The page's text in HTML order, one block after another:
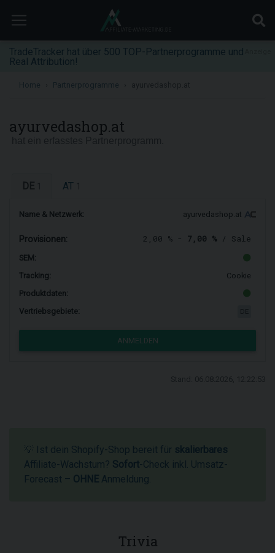
TradeTracker hat über 500 TOP-Partnerprogramme und
Real Attribution!
Home Partnerprogramme
ayurvedashop.at
DE AT
Name & Netzwerk: ayurvedashop.at
Provisionen: 2,00 % - 7,00 % / Sale
SEM:
Tracking:
Cookie
Produktdaten:
Vertriebsgebiete:
ANMELDEN
💡 Ist dein Shopify-Shop bereit für skalierbares
Affiliate-Wachstum? Sofort-Check inkl. Umsatz-
Forecast – OHNE Anmeldung.
Trivia